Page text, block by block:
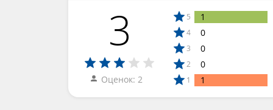
3
Оценок: 2
5 1
4 0
3 0
2 0
1 1